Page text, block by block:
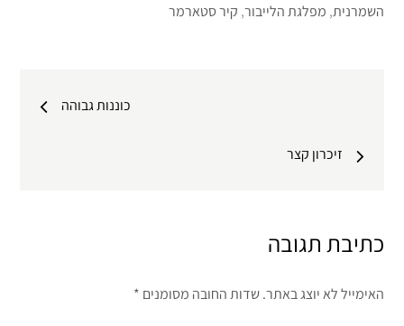
השמרנית, מפלגת הלייבור, קיר סטארמר
כוננות גבוהה
זיכרון קצר
כתיבת תגובה
האימייל לא יוצג באתר. שדות החובה מסומנים *